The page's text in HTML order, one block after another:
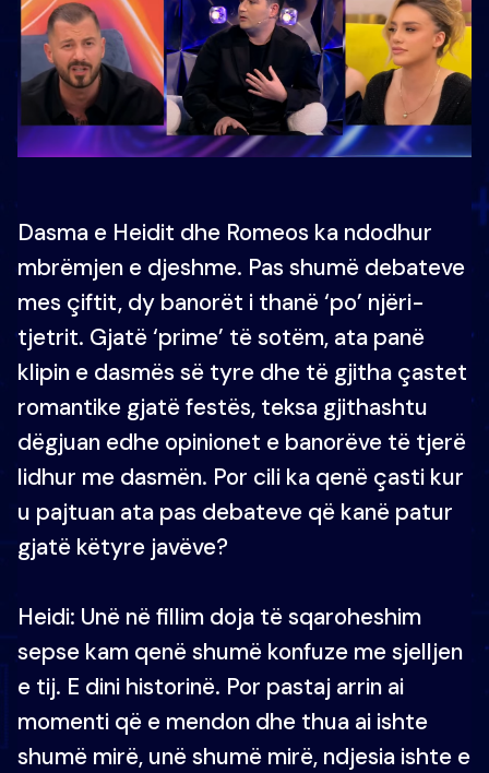
Dasma e Heidit dhe Romeos ka ndodhur
mbrëmjen e djeshme. Pas shumë debateve
mes çiftit, dy banorët i thanë ‘po’ njëri-
tjetrit. Gjatë ‘prime’ të sotëm, ata panë
klipin e dasmës së tyre dhe të gjitha çastet
romantike gjatë festës, teksa gjithashtu
dëgjuan edhe opinionet e banorëve të tjerë
lidhur me dasmën. Por cili ka qenë çasti kur
u pajtuan ata pas debateve që kanë patur
gjatë këtyre javëve?
Heidi: Unë në fillim doja të sqaroheshim
sepse kam qenë shumë konfuze me sjelljen
e tij. E dini historinë. Por pastaj arrin ai
momenti që e mendon dhe thua ai ishte
shumë mirë, unë shumë mirë, ndjesia ishte e